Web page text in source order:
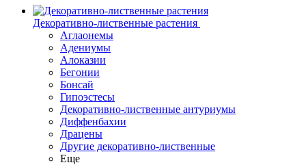
Декоративно-лиственные растения
Аглаонемы
Адениумы
Алоказии
Бегонии
Бонсай
Гипоэстесы
Декоративно-лиственные антуриумы
Диффенбахии
Драцены
Другие декоративно-лиственные
Еще